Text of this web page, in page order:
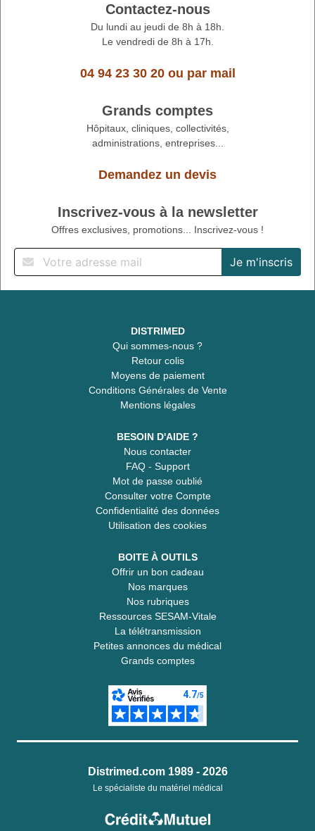
Contactez-nous
Du lundi au jeudi de 8h à 18h.
Le vendredi de 8h à 17h.
04 94 23 30 20ou par mail
Grands comptes
Hôpitaux, cliniques, collectivités,
administrations, entreprises...
Demandez un devis
Inscrivez-vous à la newsletter
Offres exclusives, promotions... Inscrivez-vous !
DISTRIMED
Qui sommes-nous ?
Retour colis
Moyens de paiement
Conditions Générales de Vente
Mentions légales
BESOIN D'AIDE ?
Nous contacter
FAQ - Support
Mot de passe oublié
Consulter votre Compte
Confidentialité des données
Utilisation des cookies
BOITE À OUTILS
Offrir un bon cadeau
Nos marques
Nos rubriques
Ressources SESAM-Vitale
La télétransmission
Petites annonces du médical
Grands comptes
Distrimed.com 1989 - 2026
Le spécialiste du matériel médical